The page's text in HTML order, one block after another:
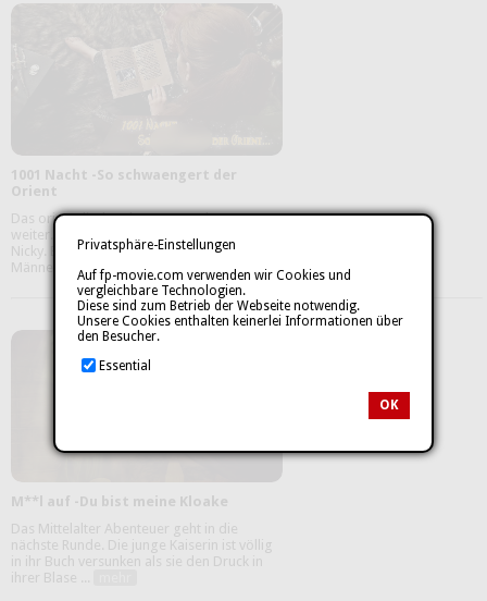
Privatsphäre-Einstellungen
Auf fp-movie.com verwenden wir Cookies und
vergleichbare Technologien.
Diese sind zum Betrieb der Webseite notwendig.
Unsere Cookies enthalten keinerlei Informationen über
den Besucher.
Essential
OK
1001 Nacht -So schwaengert der
Orient
Das orientalische Abenteuer geht
weiter...Inmitten der Wüste lebt sie, Sultanin
Nicky. Einst gab sie sich l**tvoll den
Männern hin, ihre L**t und ...
M**l auf -Du bist meine Kloake
Das Mittelalter Abenteuer geht in die
nächste Runde. Die junge Kaiserin ist völlig
in ihr Buch versunken als sie den Druck in
ihrer Blase ...